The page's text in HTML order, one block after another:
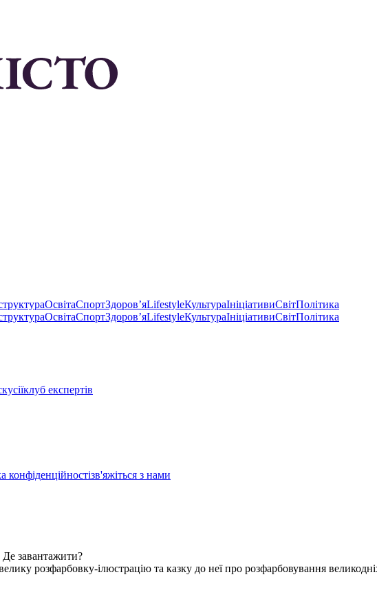
ОсвітаСпортЗдоровʼяLifestyleКультураІніціативиСвітПолітика
ОсвітаСпортЗдоровʼяLifestyleКультураІніціативиСвітПолітика
клуб експертів
конфіденційностізв'яжіться з нами
Де завантажити?
розфарбовку-ілюстрацію та казку до неї про розфарбовування